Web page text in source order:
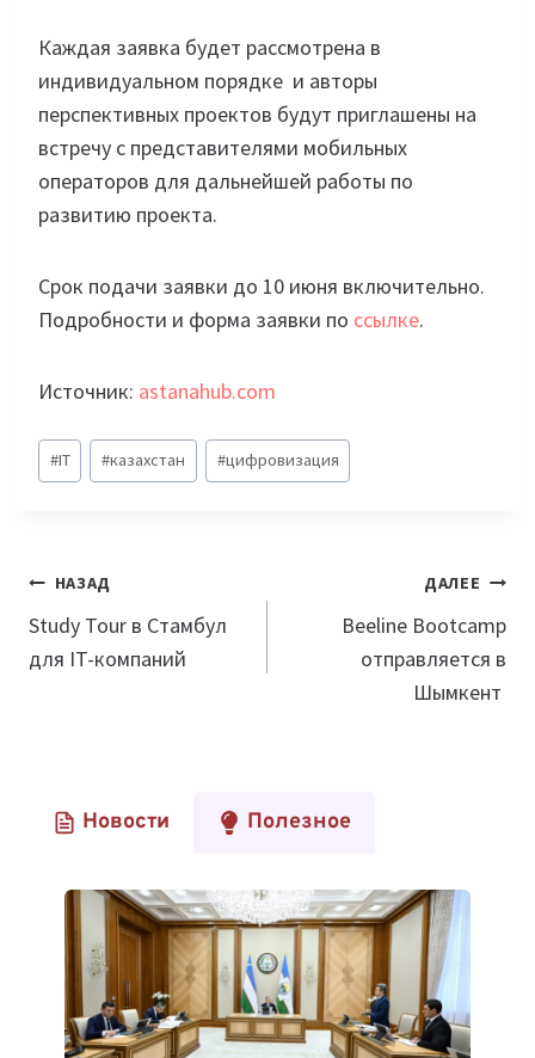
Каждая заявка будет рассмотрена в
индивидуальном порядке и авторы
перспективных проектов будут приглашены на
встречу с представителями мобильных
операторов для дальнейшей работы по
развитию проекта.
Срок подачи заявки до 10 июня включительно.
Подробности и форма заявки по ссылке.
Источник: astanahub.com
Метки
записи:
#IT #казахстан #цифровизация
Навигация
по
записям
НАЗАД
Study Tour в Стамбул
для IT-компаний
ДАЛЕЕ
Beeline Bootcamp
отправляется в
Шымкент
Новости Полезное